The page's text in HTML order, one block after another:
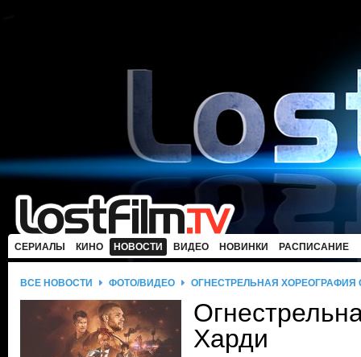
СЕРИАЛЫ КИНО НОВОСТИ ВИДЕО НОВИНКИ РАСПИСАНИЕ
ВСЕ НОВОСТИ ФОТО/ВИДЕО ОГНЕСТРЕЛЬНАЯ ХОРЕОГРАФИЯ
Харди